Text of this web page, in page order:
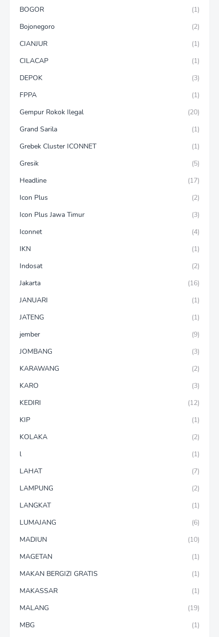
BOGOR
(1)
Bojonegoro
(2)
CIANJUR
(1)
CILACAP
(1)
DEPOK
(3)
FPPA
(1)
Gempur Rokok Ilegal
(20)
Grand Sarila
(1)
Grebek Cluster ICONNET
(1)
Gresik
(5)
Headline
(17)
Icon Plus
(2)
Icon Plus Jawa Timur
(3)
Iconnet
(4)
IKN
(1)
Indosat
(2)
Jakarta
(16)
JANUARI
(1)
JATENG
(1)
jember
(9)
JOMBANG
(3)
KARAWANG
(2)
KARO
(3)
KEDIRI
(12)
KIP
(1)
KOLAKA
(2)
l
(1)
LAHAT
(7)
LAMPUNG
(2)
LANGKAT
(1)
LUMAJANG
(6)
MADIUN
(10)
MAGETAN
(1)
MAKAN BERGIZI GRATIS
(1)
MAKASSAR
(1)
MALANG
(19)
MBG
(1)